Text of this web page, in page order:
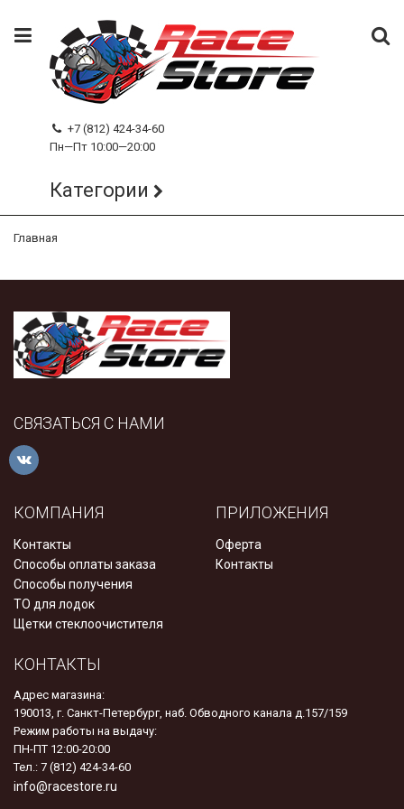
+7 (812) 424-34-60
Пн—Пт 10:00—20:00
Категории
Главная
СВЯЗАТЬСЯ С НАМИ
КОМПАНИЯ
Контакты
Способы оплаты заказа
Способы получения
ТО для лодок
Щетки стеклоочистителя
ПРИЛОЖЕНИЯ
Оферта
Контакты
КОНТАКТЫ
Адрес магазина:
190013, г. Санкт-Петербург, наб. Обводного канала д.157/159
Режим работы на выдачу:
ПН-ПТ 12:00-20:00
Тел.: 7 (812) 424-34-60
info@racestore.ru